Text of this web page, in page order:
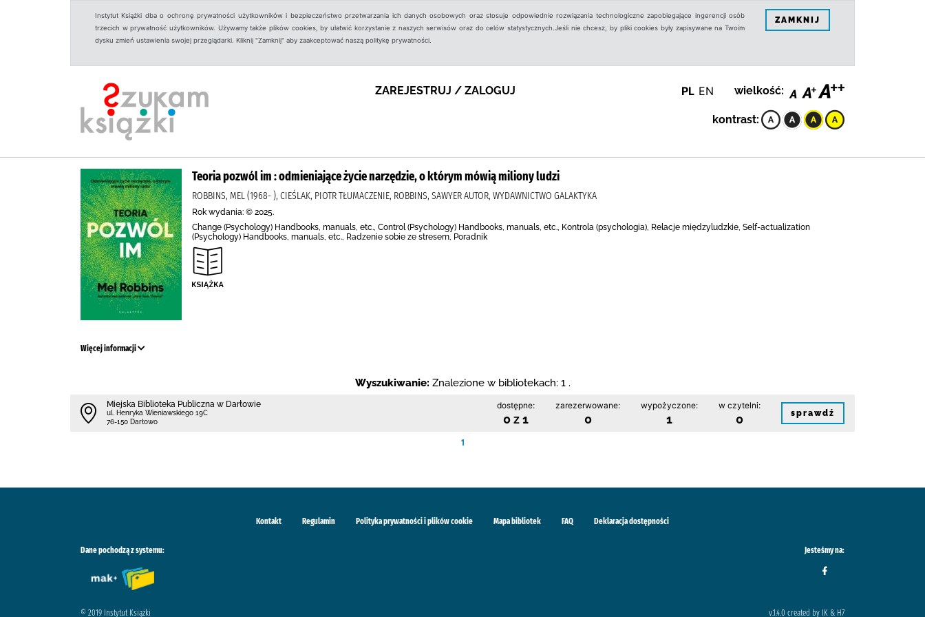
Instytut Książki dba o ochronę prywatności użytkowników i bezpieczeństwo przetwarzania ich danych osobowych oraz stosuje odpowiednie rozwiązania technologiczne zapobiegające ingerencji osób
trzecich w prywatność użytkowników. Używamy także plików cookies, by ułatwić korzystanie z naszych serwisów oraz do celów statystycznych.Jeśli nie chcesz, by pliki cookies były zapisywane na Twoim
dysku zmień ustawienia swojej przeglądarki. Kliknij "Zamknij" aby zaakceptować naszą politykę prywatności.
ZAMKNIJ
ZAREJESTRUJ / ZALOGUJ PL EN wielkość:
kontrast:
Teoria pozwól im : odmieniające życie narzędzie, o którym mówią miliony ludzi
ROBBINS, MEL (1968- ), CIEŚLAK, PIOTR TŁUMACZENIE, ROBBINS, SAWYER AUTOR, WYDAWNICTWO GALAKTYKA
Rok wydania: © 2025.
Change (Psychology) Handbooks, manuals, etc., Control (Psychology) Handbooks, manuals, etc., Kontrola (psychologia), Relacje międzyludzkie, Self-actualization
(Psychology) Handbooks, manuals, etc., Radzenie sobie ze stresem, Poradnik
Więcej informacji
Wyszukiwanie: Znalezione w bibliotekach: 1 .
Miejska Biblioteka Publiczna w Darłowie
ul. Henryka Wieniawskiego 19C
76-150 Darłowo
dostępne:
0 z 1
zarezerwowane:
0
wypożyczone:
1
w czytelni:
0 sprawdź
1
Kontakt Regulamin Polityka prywatności i plików cookie Mapa bibliotek FAQ Deklaracja dostępności
Dane pochodzą z systemu: Jesteśmy na:
© 2019 Instytut Książki v.1.4.0 created by IK & H7